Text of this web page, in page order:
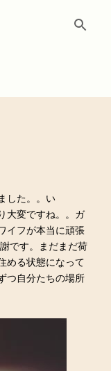
ンツに移動
した。。い
大変ですね。。ガ
イフが本当に頑張
です。まだまだ荷
める状態になって
つ自分たちの場所